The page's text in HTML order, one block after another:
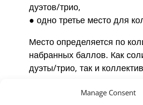
Manage Consent
дуэтов/трио,
● одно третье место для
Место определяется по
набранных баллов. Как
дуэты/трио, так и
в соответствии с занятым